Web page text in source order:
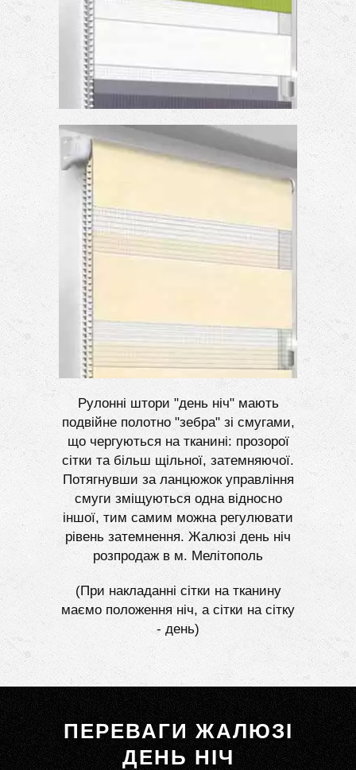
Рулонні штори "день ніч" мають
подвійне полотно "зебра" зі смугами,
що чергуються на тканині: прозорої
сітки та більш щільної, затемняючої.
Потягнувши за ланцюжок управління
смуги зміщуються одна відносно
іншої, тим самим можна регулювати
рівень затемнення. Жалюзі день ніч
розпродаж в м. Мелітополь
(При накладанні сітки на тканину
маємо положення ніч, а сітки на сітку
- день)
ПЕРЕВАГИ ЖАЛЮЗІ
ДЕНЬ НІЧ